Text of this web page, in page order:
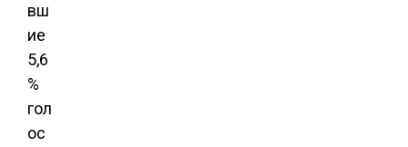
вш
ие
5,6
%
гол
ос